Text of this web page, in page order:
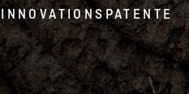
INNOVATIONSPATENTE